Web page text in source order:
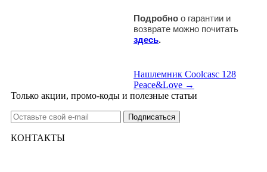
Подробно о гарантии и
возврате можно почитать
здесь.
Нашлемник Coolcasc 128
Peace&Love →
Только акции, промо-коды и полезные статьи
КОНТАКТЫ